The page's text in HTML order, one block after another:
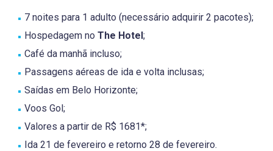
7 noites para 1 adulto (necessário adquirir 2 pacotes);
Hospedagem no The Hotel;
Café da manhã incluso;
Passagens aéreas de ida e volta inclusas;
Saídas em Belo Horizonte;
Voos Gol;
Valores a partir de R$ 1681*;
Ida 21 de fevereiro e retorno 28 de fevereiro.